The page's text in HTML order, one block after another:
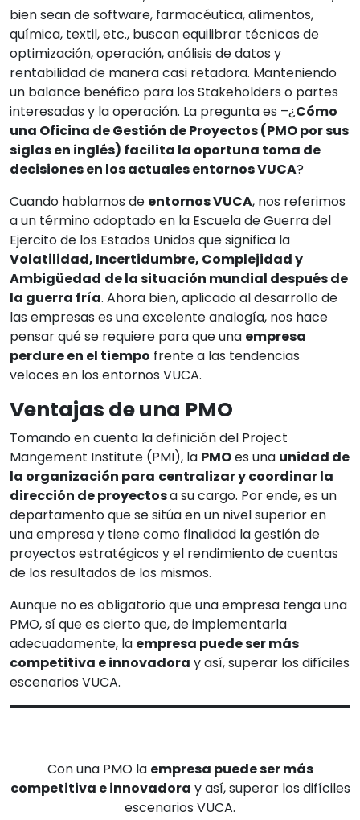
bien sean de software, farmacéutica, alimentos,
química, textil, etc., buscan equilibrar técnicas de
optimización, operación, análisis de datos y
rentabilidad de manera casi retadora. Manteniendo
un balance benéfico para los Stakeholders o partes
interesadas y la operación. La pregunta es –¿Cómo
una Oficina de Gestión de Proyectos (PMO por sus
siglas en inglés) facilita la oportuna toma de
decisiones en los actuales entornos VUCA?
Cuando hablamos de entornos VUCA, nos referimos
a un término adoptado en la Escuela de Guerra del
Ejercito de los Estados Unidos que significa la
Volatilidad, Incertidumbre, Complejidad y
Ambigüedad de la situación mundial después de
la guerra fría. Ahora bien, aplicado al desarrollo de
las empresas es una excelente analogía, nos hace
pensar qué se requiere para que una empresa
perdure en el tiempo frente a las tendencias
veloces en los entornos VUCA.
Ventajas de una PMO
Tomando en cuenta la definición del Project
Mangement Institute (PMI), la PMOes una unidad de
la organización para centralizar y coordinar la
dirección de proyectosa su cargo. Por ende, es un
departamento que se sitúa en un nivel superior en
una empresa y tiene como finalidad la gestión de
proyectos estratégicos y el rendimiento de cuentas
de los resultados de los mismos.
Aunque no es obligatorio que una empresa tenga una
PMO, sí que es cierto que, de implementarla
adecuadamente, la empresa puede ser más
competitiva e innovadora y así, superar los difíciles
escenarios VUCA.
Con una PMO la empresa puede ser más
competitiva e innovadora y así, superar los difíciles
escenarios VUCA.